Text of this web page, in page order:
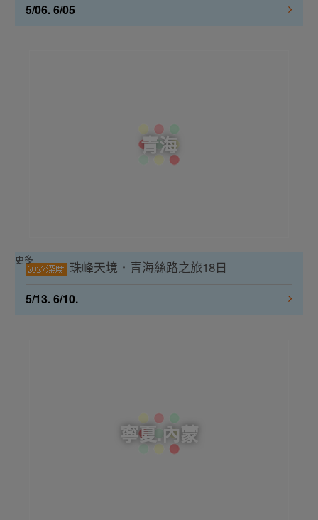
5/06. 6/05
青海
珠峰天境．青海絲路之旅18日
5/13. 6/10.
更多
寧夏.內蒙